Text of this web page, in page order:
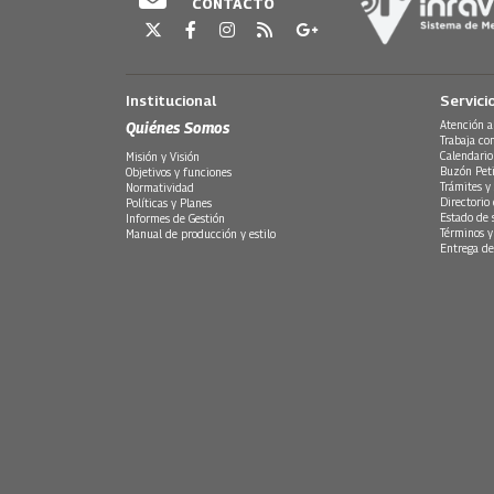
CONTACTO
Institucional
Quiénes Somos
Misión y Visión
Objetivos y funciones
Normatividad
Políticas y Planes
Informes de Gestión
Manual de producción y estilo
Atención
Trabaja
Buzón
Trámites y
Directorio
Estado de
Términos
Entrega